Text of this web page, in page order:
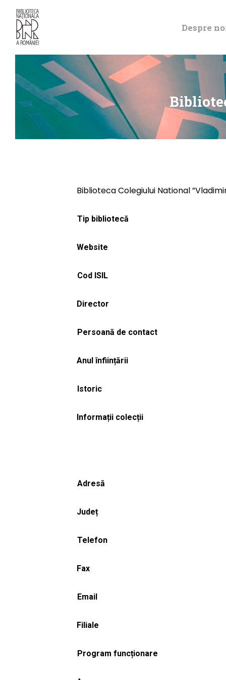
Despre
Biblioteca Colegiului National
Tip bibliotecă
Website
Cod ISIL
Director
Persoană de contact
Anul înființării
Istoric
Informații colecții
Adresă
Județ
Telefon
Fax
Email
Filiale
Program funcționare